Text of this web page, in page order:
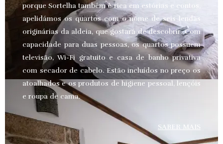
porque Sortelha também é rica em estórias e contos,
apelidámos os quartos com o nome de seis lendas
originárias da aldeia, que gostará de descobrir. Com
capacidade para duas pessoas, os quartos possuem
televisão, Wi-Fi gratuito e casa de banho privativa
com secador de cabelo. Estão incluídos no preço os
atoalhados e os produtos de higiene pessoal, lençóis
e roupa de cama.
SABER MAIS